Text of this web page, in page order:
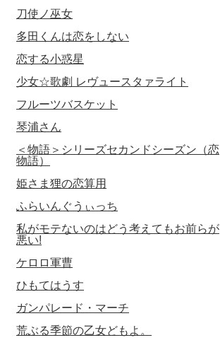
刀使ノ巫女
多田くんは恋をしない
恋する小惑星
少女☆歌劇 レヴュースタァライト
フルーツバスケット
琴浦さん
＜物語＞シリーズセカンドシーズン（恋
物語）
姫さま狸の恋算用
ふらいんぐうぃっち
私がモテないのはどう考えてもお前らが
悪い!
ケロロ軍曹
ひもてはうす
ガンパレード・マーチ
荒ぶる季節の乙女どもよ。